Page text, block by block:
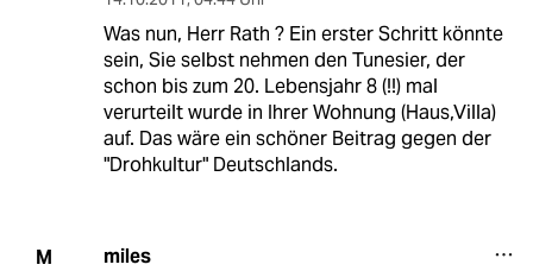
Was nun, Herr Rath ? Ein erster Schritt könnte
sein, Sie selbst nehmen den Tunesier, der
schon bis zum 20. Lebensjahr 8 (!!) mal
verurteilt wurde in Ihrer Wohnung (Haus,Villa)
auf. Das wäre ein schöner Beitrag gegen der
"Drohkultur" Deutschlands.
M miles